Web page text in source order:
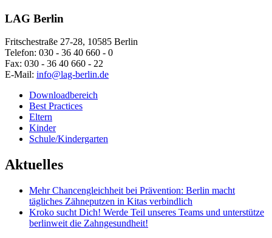
LAG Berlin
Fritschestraße 27-28, 10585 Berlin
Telefon: 030 - 36 40 660 - 0
Fax: 030 - 36 40 660 - 22
E-Mail: info@lag-berlin.de
Downloadbereich
Best Practices
Eltern
Kinder
Schule/Kindergarten
Aktuelles
Mehr Chancengleichheit bei Prävention: Berlin macht
tägliches Zähneputzen in Kitas verbindlich
Kroko sucht Dich! Werde Teil unseres Teams und unterstütze
berlinweit die Zahngesundheit!